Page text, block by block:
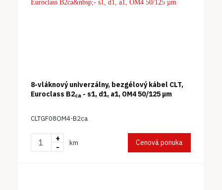
8-vláknový univerzálny, bezgélový kábel CLT,
Euroclass B2ca - s1, d1, a1, OM4 50/125 µm
CLTGF08OM4-B2ca
+
-
km Cenová ponuka